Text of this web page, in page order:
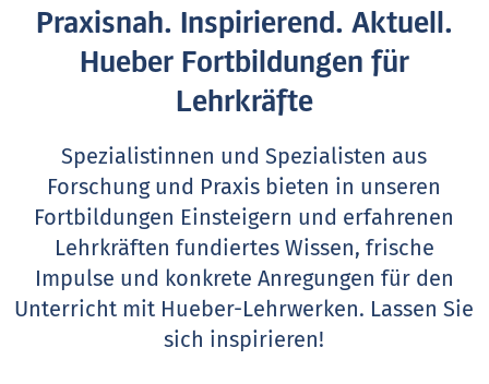
Praxisnah. Inspirierend. Aktuell.
Hueber Fortbildungen für
Lehrkräfte
Spezialistinnen und Spezialisten aus
Forschung und Praxis bieten in unseren
Fortbildungen Einsteigern und erfahrenen
Lehrkräften fundiertes Wissen, frische
Impulse und konkrete Anregungen für den
Unterricht mit Hueber-Lehrwerken. Lassen Sie
sich inspirieren!